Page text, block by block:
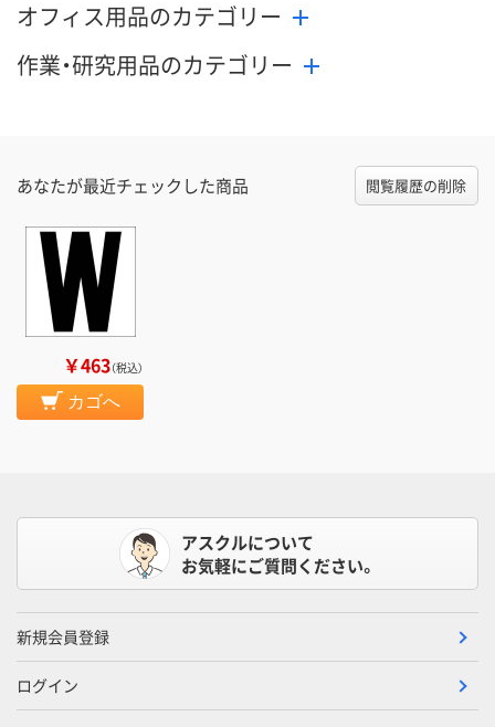
オフィス用品のカテゴリー
作業・研究用品のカテゴリー
あなたが最近チェックした商品 閲覧履歴の削除
￥463（税込）
カゴへ
アスクルについて
お気軽にご質問ください。
新規会員登録
ログイン